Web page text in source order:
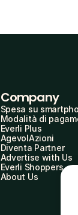
Company
Spesa su
Modalità di
Everli Plus
AgevolAzioni
Diventa Partner
Advertise with Us
Everli Shoppers
About Us